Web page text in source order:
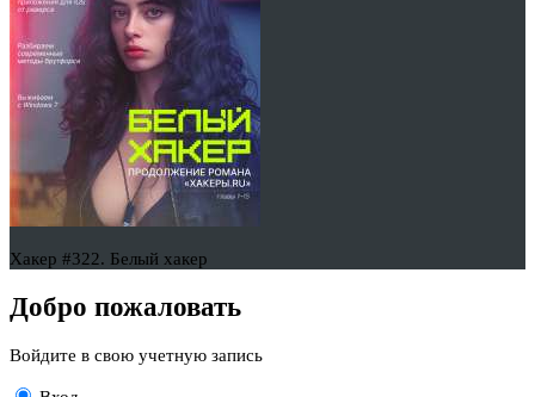
Хакер #322. Белый хакер
Добро пожаловать
Войдите в свою учетную запись